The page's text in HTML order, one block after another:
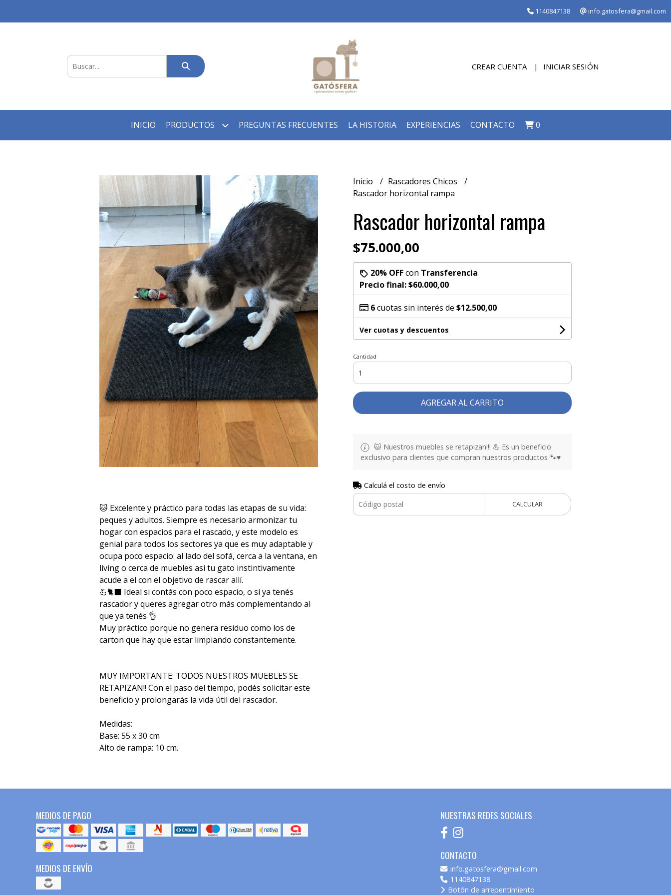
1140847138 info.gatosfera@gmail.com
CREAR CUENTA INICIAR SESIÓN
INICIO PRODUCTOS PREGUNTAS FRECUENTES LA HISTORIA EXPERIENCIAS CONTACTO 0
🐱 Excelente y práctico para todas las etapas de su vida:
peques y adultos. Siempre es necesario armonizar tu
hogar con espacios para el rascado, y este modelo es
genial para todos los sectores ya que es muy adaptable y
ocupa poco espacio: al lado del sofá, cerca a la ventana, en
living o cerca de muebles asi tu gato instintivamente
acude a el con el objetivo de rascar allí.
💪🐈‍⬛ Ideal si contás con poco espacio, o si ya tenés
rascador y queres agregar otro más complementando al
que ya tenés 👌
Muy práctico porque no genera residuo como los de
carton que hay que estar limpiando constantemente.
MUY IMPORTANTE: TODOS NUESTROS MUEBLES SE
RETAPIZAN!! Con el paso del tiempo, podés solicitar este
beneficio y prolongarás la vida útil del rascador.
Medidas:
Base: 55 x 30 cm
Alto de rampa: 10 cm.
Inicio
Rascadores Chicos
Rascador horizontal rampa
Rascador horizontal rampa
$75.000,00
20% OFFcon Transferencia
Precio final:$60.000,00
6cuotas sin interés de $12.500,00
Ver cuotas y descuentos
Cantidad
AGREGAR AL CARRITO
🐱 Nuestros muebles se retapizan!!! 💪 Es un beneficio
exclusivo para clientes que compran nuestros productos 🐾♥️
Calculá el costo de envío
CALCULAR
MEDIOS DE PAGO
MEDIOS DE ENVÍO
NUESTRAS REDES SOCIALES
CONTACTO
info.gatosfera@gmail.com
1140847138
Botón de arrepentimiento